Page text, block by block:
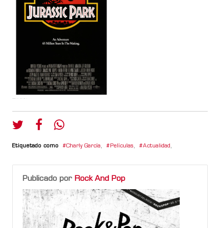
Etiquetado como Charly García, Películas, Actualidad ,
Publicado por Rock And Pop